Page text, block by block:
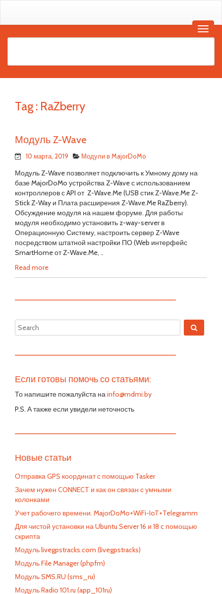
Tag : RaZberry
Модуль Z-Wave
10 марта, 2019 Модули в MajorDoMo
Модуль Z-Wave позволяет подключить к Умному дому на
базе MajorDoMo устройства Z-Wave с использованием
контроллеров с API от Z-Wave.Me (USB стик Z-Wave.Me Z-
Stick Z-Way и Плата расширения Z-Wave.Me RaZberry).
Обсуждение модуля на нашем форуме. Для работы
модуля необходимо установить z-way-server в
Операционную Систему, настроить сервер Z-Wave
посредством штатной настройки ПО (Web интерфейс
SmartHome от Z-Wave.Me, ..
Read more
—————————————————————————
—————————————————————————
Если готовы помочь со статьями:
То напишите пожалуйста наinfo@mdmi.by
P.S. А также если увидели неточность
—————————————————————————
Новые статьи
Отправка GPS координат с помощью Tasker
Зачем нужен CONNECT и как он связан с умными
колонками
Учет рабочего времени. MajorDoMo+WiFi-IoT+Telegramm
Для чистой установки на Ubuntu Server 16 и 18 c помощью
скрипта
Модуль livegpstracks.com (livegpstracks)
Модуль File Manager (phpfm)
Модуль SMS.RU (sms_ru)
Модуль Radio 101.ru (app_101ru)